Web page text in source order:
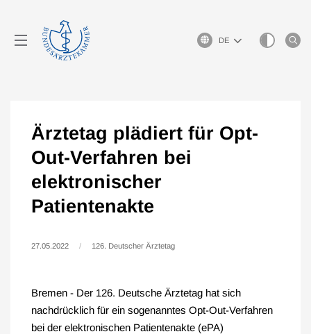
Sprachauswahl
Ärztetag plädiert für Opt-
Out-Verfahren bei
elektronischer
Patientenakte
27.05.2022 126. Deutscher Ärztetag
Bremen - Der 126. Deutsche Ärztetag hat sich
nachdrücklich für ein sogenanntes Opt-Out-Verfahren
bei der elektronischen Patientenakte (ePA)